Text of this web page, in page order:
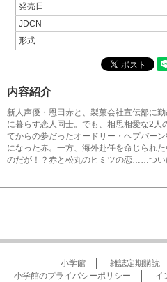
発売日
JDCN
形式
内容紹介
新人声優・恩田赤と、製菓会社宣伝部に
に暮らす恋人同士。でも、相思相愛な2
てからの夢だったオードリー・ヘプバー
になった赤。一方、海外赴任を命じられ
のだが！？赤と松丸のヒミツの恋……つい
小学館 雑誌定期購読
小学館のプライバシーポリシー
イ